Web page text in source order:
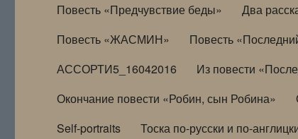
Повесть «Предчувствие беды»
Два
Повесть «ЖАСМИН»
Повесть
АССОРТИ5_16042016
Из повести
Окончание повести «Робин, сын Робина»
Self-portraits
Тоска по-русски и по-